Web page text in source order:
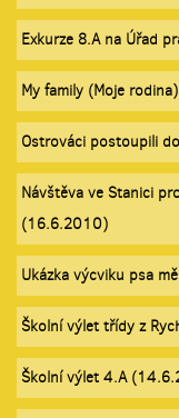
Exkurze 8.A na Úřad
My family (Moje
Ostrováci postoupili
Návštěva ve Stanici
(16.6.2010)
Ukázka výcviku psa
Školní výlet třídy z
Školní výlet 4.A